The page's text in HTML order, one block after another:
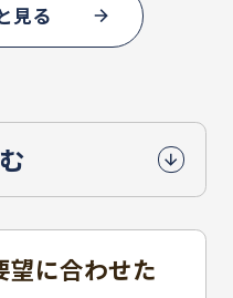
見る
望に合わせた